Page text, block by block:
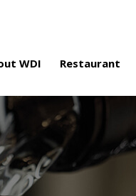
WDI Restaurant